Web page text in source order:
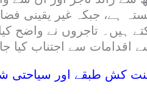
ہے، جبکہ غیر یقینی
ہیں۔ تاجروں نے واضح
اقدامات سے اجتناب کیا
کش طبقے اور سیاحتی